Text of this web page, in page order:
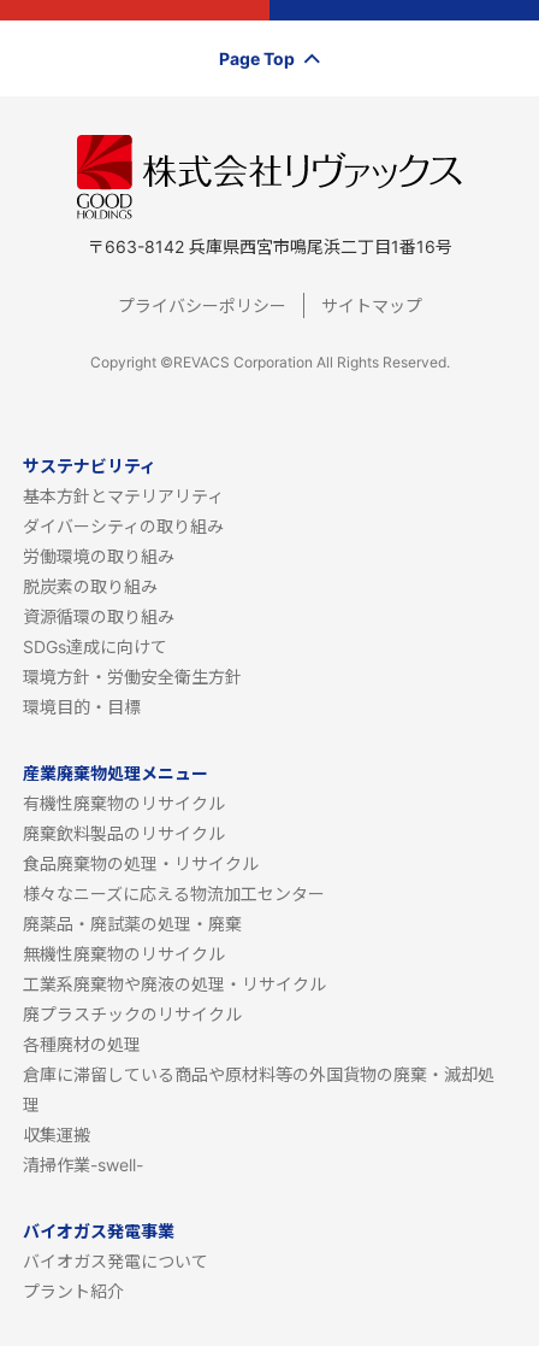
Page Top
〒663-8142 兵庫県西宮市鳴尾浜二丁目1番16号
プライバシーポリシー サイトマップ
Copyright ©REVACS Corporation All Rights Reserved.
サステナビリティ
基本方針とマテリアリティ
ダイバーシティの取り組み
労働環境の取り組み
脱炭素の取り組み
資源循環の取り組み
SDGs達成に向けて
環境方針・労働安全衛生方針
環境目的・目標
産業廃棄物処理メニュー
有機性廃棄物のリサイクル
廃棄飲料製品のリサイクル
食品廃棄物の処理・リサイクル
様々なニーズに応える物流加工センター
廃薬品・廃試薬の処理・廃棄
無機性廃棄物のリサイクル
工業系廃棄物や廃液の処理・リサイクル
廃プラスチックのリサイクル
各種廃材の処理
倉庫に滞留している商品や原材料等の外国貨物の廃棄・滅却処
理
収集運搬
清掃作業-swell-
バイオガス発電事業
バイオガス発電について
プラント紹介